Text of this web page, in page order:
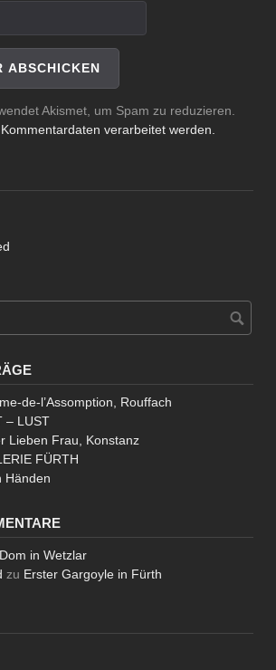
Akismet, um Spam zu reduzieren.
verarbeitet werden.
de-l’Assomption, Rouffach
– LUST
Lieben Frau, Konstanz
FÜRTH
Händen
Dom in Wetzlar
zu Erster Gargoyle in Fürth